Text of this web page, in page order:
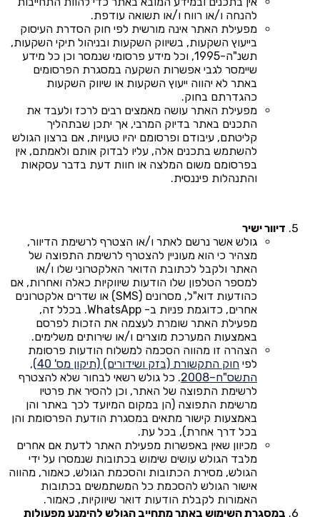
להנחה ו/או רווח ו/או תשואה עודפת.
מפעילת האתר אינה מורשית לפי חוק הסדרת העיסוק
בייעוץ השקעות, בשיווק השקעות ובניהול תיקי השקעות,
תשנ"ה-1995, וכל מידע פרסומי שנמסר וכן כל מידע
שיימסר לגבי אפשרות השקעה במסגרת הפרסומים
באתר לא יהווה ייעוץ השקעות או שיווק השקעות
כהגדרתם בחוק.
מפעילת האתר עושה מאמצים רבים לרכז ולעבד את
התכנים באתר בדיוק המרבי, אך יתכן שבתהליך
קליטתם, עיבודם ופרסומם יהיו טעויות, אם ברצון הגולש
להשתמש בתכנים אלה, עליו לבדוק אותם ולאמתם, אין
בפרסומם משום המלצה או חוות דעת בדבר עסקאות
והתנהלות פיננסית.
דיוור ישיר
גולש אשר נרשם לאתר ו/או הצטרף לרשימת הדיוור,
מצהיר כי הוא מעוניין להצטרף לרשימת התפוצה של
האתר ולקבל לכתובת הדואר האלקטרוני שלו ו/או
למספר הטלפון שלו הודעות שיווקיות כאלה ואחרות, אם
כהודעות דוא"ל, מסרונים (SMS) או שדרים אלקטרונים
אחרים, כדוגמת פניות ב- WhatsApp. בכלל זה,
מפעילת האתר שומרת לעצמה את הזכות לפרסם
באמצעות המערכת מוצרים ו/או שירותים משלימים.
הצהרה זו מהווה הסכמה למשלוח הודעות פרסומת
לפי
חוק התקשורת (בזק ושידורים) (תיקון מס' 40),
התשס"ח–2008
. כל גולש רשאי לבחור שלא להצטרף
לרשימת התפוצה של האתר, וכן להסיר את פרטיו
מרשימת התפוצה (הן במקום המיועד לכך באתר והן
באמצעות קישור מתאים במסגרת הודעת הפרסומת והן
בכל דרך אחרת), בכל עת.
מכיוון שאין באפשרות מפעילת האתר לדעת אם אחרים
מלבד הגולש עושים שימוש בכתובות שנמסרו על ידי
הגולש, מסירת הכתובות והסכמת הגולש, כאמור, מהווה
אישור הגולש להסכמת כל המשתמשים בכתובות
האמורות לקבלת הודעות דואר שיווקיות, כאמור.
במסגרת השימוש באתר מתחייב הגולש להימנע מפעולות